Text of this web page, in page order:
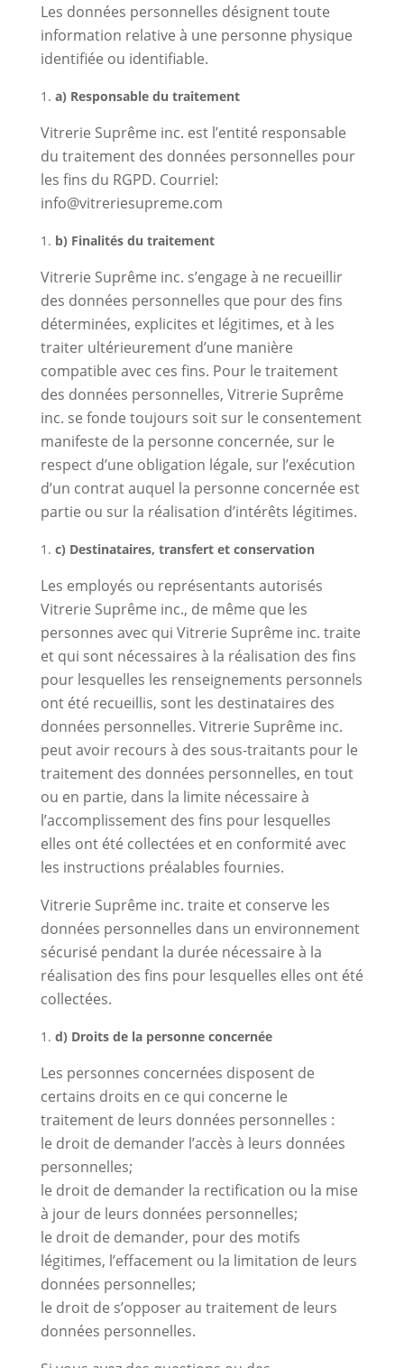
Les données personnelles désignent toute
information relative à une personne physique
identifiée ou identifiable.
a) Responsable du traitement
Vitrerie Suprême inc. est l’entité responsable
du traitement des données personnelles pour
les fins du RGPD. Courriel:
info@vitreriesupreme.com
b) Finalités du traitement
Vitrerie Suprême inc. s’engage à ne recueillir
des données personnelles que pour des fins
déterminées, explicites et légitimes, et à les
traiter ultérieurement d’une manière
compatible avec ces fins. Pour le traitement
des données personnelles, Vitrerie Suprême
inc. se fonde toujours soit sur le consentement
manifeste de la personne concernée, sur le
respect d’une obligation légale, sur l’exécution
d’un contrat auquel la personne concernée est
partie ou sur la réalisation d’intérêts légitimes.
c) Destinataires, transfert et conservation
Les employés ou représentants autorisés
Vitrerie Suprême inc., de même que les
personnes avec qui Vitrerie Suprême inc. traite
et qui sont nécessaires à la réalisation des fins
pour lesquelles les renseignements personnels
ont été recueillis, sont les destinataires des
données personnelles. Vitrerie Suprême inc.
peut avoir recours à des sous-traitants pour le
traitement des données personnelles, en tout
ou en partie, dans la limite nécessaire à
l’accomplissement des fins pour lesquelles
elles ont été collectées et en conformité avec
les instructions préalables fournies.
Vitrerie Suprême inc. traite et conserve les
données personnelles dans un environnement
sécurisé pendant la durée nécessaire à la
réalisation des fins pour lesquelles elles ont été
collectées.
d) Droits de la personne concernée
Les personnes concernées disposent de
certains droits en ce qui concerne le
traitement de leurs données personnelles :
le droit de demander l’accès à leurs données
personnelles;
le droit de demander la rectification ou la mise
à jour de leurs données personnelles;
le droit de demander, pour des motifs
légitimes, l’effacement ou la limitation de leurs
données personnelles;
le droit de s’opposer au traitement de leurs
données personnelles.